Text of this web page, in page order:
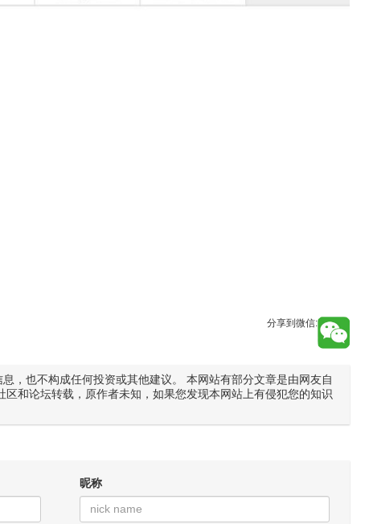
分享到微信:
，也不构成任何投资或其他建议。 本网站有部分文章是由网友自
和论坛转载，原作者未知，如果您发现本网站上有侵犯您的知识
昵称